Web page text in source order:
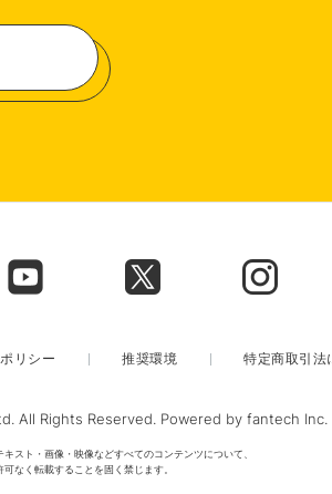
リシー 推奨環境 特定商取引法
All Rights Reserved. Powered by fantech Inc.
スト・画像・映像などすべてのコンテンツについて、
可なく転載することを固く禁じます。